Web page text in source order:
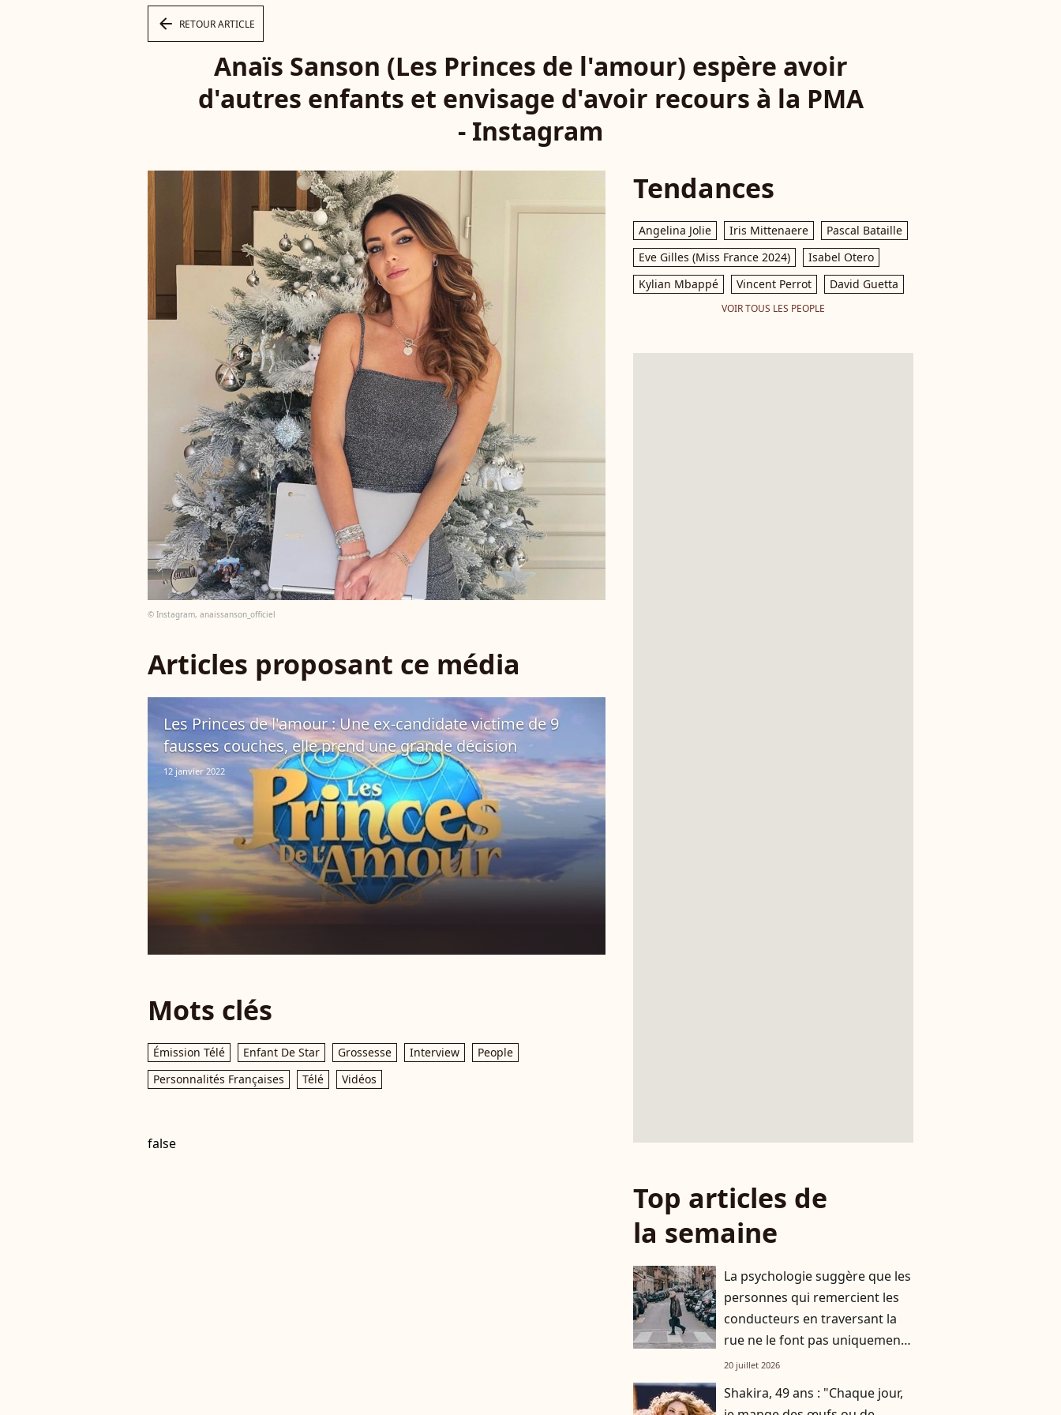
arrow_left RETOUR ARTICLE
Anaïs Sanson (Les Princes de l'amour) espère avoir
d'autres enfants et envisage d'avoir recours à la PMA
- Instagram
© Instagram, anaissanson_officiel
Articles proposant ce média
Les Princes de l'amour : Une ex-candidate victime de 9
fausses couches, elle prend une grande décision
12 janvier 2022
Mots clés
Émission Télé Enfant De Star Grossesse Interview
People
Personnalités Françaises
Télé Vidéos
false
Tendances
Angelina Jolie Iris Mittenaere
Pascal Bataille
Eve Gilles (Miss France 2024)
Isabel Otero
Kylian Mbappé
Vincent Perrot David Guetta
VOIR TOUS LES PEOPLE
Top articles de
la semaine
La psychologie suggère que les
personnes qui remercient les
conducteurs en traversant la
rue ne le font pas uniquement
par gratitude
20 juillet 2026
Shakira, 49 ans : "Chaque jour,